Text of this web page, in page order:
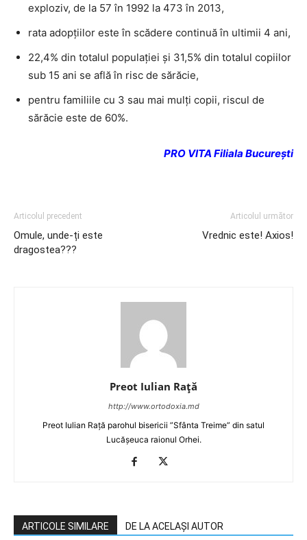
exploziv, de la 57 în 1992 la 473 în 2013,
rata adopțiilor este în scădere continuă în ultimii 4 ani,
22,4% din totalul populației și 31,5% din totalul copiilor
sub 15 ani se află în risc de sărăcie,
pentru familiile cu 3 sau mai mulți copii, riscul de
sărăcie este de 60%.
PRO VITA Filiala București
Articolul precedent
Omule, unde-ți este
dragostea???
Articolul următor
Vrednic este! Axios!
Preot Iulian Raţă
http://www.ortodoxia.md
Preot Iulian Rață parohul bisericii ”Sfânta Treime” din satul
Lucășeuca raionul Orhei.
ARTICOLE SIMILARE DE LA ACELAȘI AUTOR